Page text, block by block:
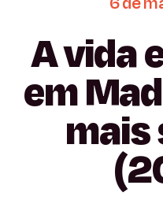
Avida
em
mais